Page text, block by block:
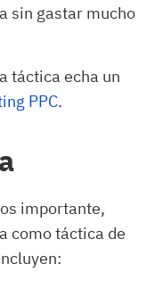
sin gastar mucho
táctica echa un
PPC.
importante,
como táctica de